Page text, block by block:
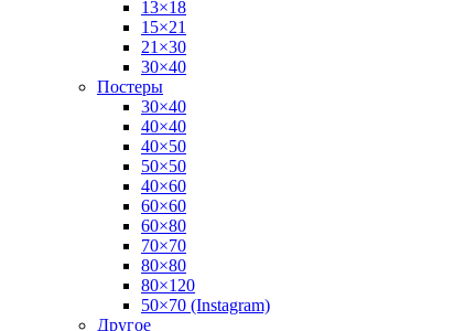
13×18
15×21
21×30
30×40
Постеры
30×40
40×40
40×50
50×50
40×60
60×60
60×80
70×70
80×80
80×120
50×70 (Instagram)
Другое